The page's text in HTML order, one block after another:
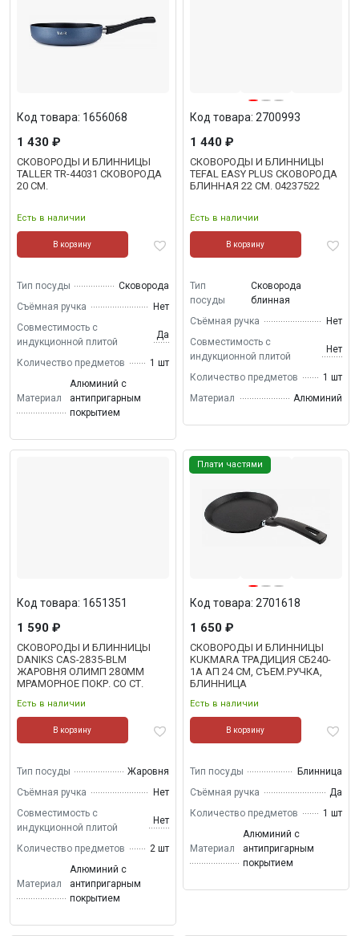
СКОВОРОДЫ И БЛИННИЦЫ
TALLER TR-44031 СКОВОРОДА
20 СМ.
Есть в наличии
Код товара: 1656068
1 430 ₽
В корзину
Тип посуды
Сковорода
Съёмная ручка
Нет
Совместимость с
индукционной плитой
Да
Количество предметов 1 шт
Материал
Алюминий с
антипригарным
покрытием
СКОВОРОДЫ И БЛИННИЦЫ
TEFAL EASY PLUS СКОВОРОДА
БЛИННАЯ 22 СМ. 04237522
Есть в наличии
Код товара: 2700993
1 440 ₽
В корзину
Тип
посуды
Сковорода
блинная
Съёмная ручка
Нет
Совместимость с
индукционной плитой
Нет
Количество предметов
1 шт
Материал
Алюминий
СКОВОРОДЫ И БЛИННИЦЫ
DANIKS CAS-2835-BLM
ЖАРОВНЯ ОЛИМП 280ММ
МРАМОРНОЕ ПОКР. СО СТ.
Есть в наличии
Код товара: 1651351
1 590 ₽
В корзину
Тип посуды
Жаровня
Съёмная ручка
Нет
Совместимость с
индукционной плитой
Нет
Количество предметов 2 шт
Материал
Алюминий с
антипригарным
покрытием
Плати частями
СКОВОРОДЫ И БЛИННИЦЫ
KUKMARA ТРАДИЦИЯ СБ240-
1А АП 24 СМ, СЪЕМ.РУЧКА,
БЛИННИЦА
Есть в наличии
Код товара: 2701618
1 650 ₽
В корзину
Тип посуды
Блинница
Съёмная ручка
Да
Количество предметов
1 шт
Материал
Алюминий с
антипригарным
покрытием